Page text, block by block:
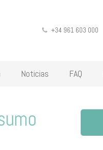
+34 961 603 000
Noticias FAQ